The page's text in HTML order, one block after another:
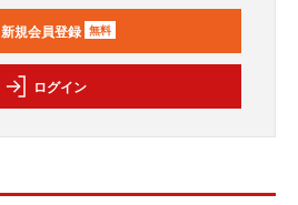
新規会員登録 無料
ログイン